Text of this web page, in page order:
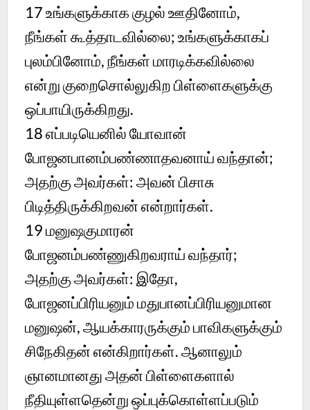
17உங்களுக்காக குழல் ஊதினோம்,
நீங்கள் கூத்தாடவில்லை; உங்களுக்காகப்
புலம்பினோம், நீங்கள் மாரடிக்கவில்லை
என்று குறைசொல்லுகிற பிள்ளைகளுக்கு
ஒப்பாயிருக்கிறது.
18எப்படியெனில் யோவான்
போஜனபானம்பண்ணாதவனாய் வந்தான்;
அதற்கு அவர்கள்: அவன் பிசாசு
பிடித்திருக்கிறவன் என்றார்கள்.
19மனுஷகுமாரன்
போஜனம்பண்ணுகிறவராய் வந்தார்;
அதற்கு அவர்கள்: இதோ,
போஜனப்பிரியனும் மதுபானப்பிரியனுமான
மனுஷன், ஆயக்காரருக்கும் பாவிகளுக்கும்
சிநேகிதன் என்கிறார்கள். ஆனாலும்
ஞானமானது அதன் பிள்ளைகளால்
நீதியுள்ளதென்று ஒப்புக்கொள்ளப்படும்